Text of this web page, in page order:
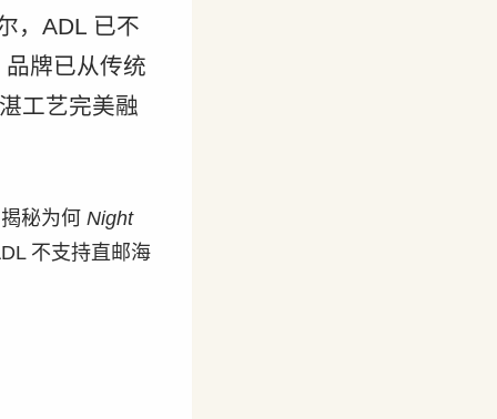
，ADL 已不
牌已从传统
工艺完美融
秘为何 Night
不支持直邮海